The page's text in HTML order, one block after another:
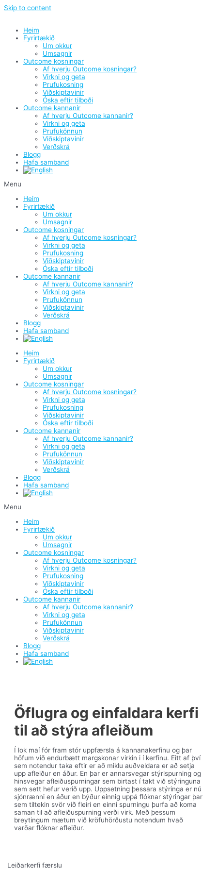
Skip to content
Heim
Fyrirtækið
Um okkur
Umsagnir
Outcome kosningar
Af hverju Outcome kosningar?
Virkni og geta
Prufukosning
Viðskiptavinir
Óska eftir tilboði
Outcome kannanir
Af hverju Outcome kannanir?
Virkni og geta
Prufukönnun
Viðskiptavinir
Verðskrá
Blogg
Hafa samband
Menu
Heim
Fyrirtækið
Um okkur
Umsagnir
Outcome kosningar
Af hverju Outcome kosningar?
Virkni og geta
Prufukosning
Viðskiptavinir
Óska eftir tilboði
Outcome kannanir
Af hverju Outcome kannanir?
Virkni og geta
Prufukönnun
Viðskiptavinir
Verðskrá
Blogg
Hafa samband
Heim
Fyrirtækið
Um okkur
Umsagnir
Outcome kosningar
Af hverju Outcome kosningar?
Virkni og geta
Prufukosning
Viðskiptavinir
Óska eftir tilboði
Outcome kannanir
Af hverju Outcome kannanir?
Virkni og geta
Prufukönnun
Viðskiptavinir
Verðskrá
Blogg
Hafa samband
Menu
Heim
Fyrirtækið
Um okkur
Umsagnir
Outcome kosningar
Af hverju Outcome kosningar?
Virkni og geta
Prufukosning
Viðskiptavinir
Óska eftir tilboði
Outcome kannanir
Af hverju Outcome kannanir?
Virkni og geta
Prufukönnun
Viðskiptavinir
Verðskrá
Blogg
Hafa samband
Öflugra og einfaldara kerfi
til að stýra afleiðum
Í lok maí fór fram stór uppfærsla á kannanakerfinu og þar
höfum við endurbætt margskonar virkin i í kerfinu. Eitt af því
sem notendur taka eftir er að miklu auðveldara er að setja
upp afleiður en áður. En þar er annarsvegar stýrispurning og
hinsvegar afleiðuspurningar sem birtast í takt við stýringuna
sem sett hefur verið upp. Uppsetning þessara stýringa er nú
sjónrænni en áður en býður einnig uppá flóknar stýringar þar
sem tiltekin svör við fleiri en einni spurningu þurfa að koma
saman til að afleiðuspurning verði virk. Með þessum
breytingum mætum við kröfuhörðustu notendum hvað
varðar flóknar afleiður.
Leiðarkerfi færslu